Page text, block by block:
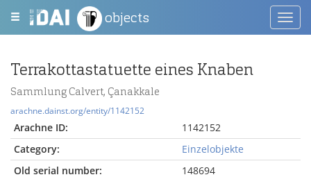
objects
Terrakottastatuette eines Knaben
Sammlung Calvert, Çanakkale
arachne.dainst.org/entity/1142152
Arachne ID:
1142152
Category:
Einzelobjekte
Old serial number:
148694